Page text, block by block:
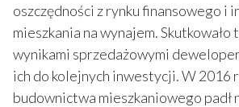
oszczędności z rynku finansowego i
mieszkania na wynajem.
wynikami sprzedażowymi
ich do kolejnych inwestycji. W 2016
budownictwa mieszkaniowego padł